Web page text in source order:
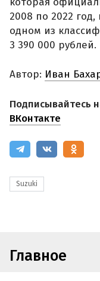
2008 по 2022 год,
одном из
3 390 000 рублей.
Автор: Иван
Подписывайтесь
ВКонтакте
Suzuki
Главное